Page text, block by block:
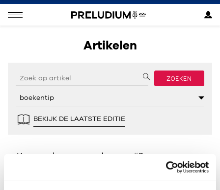
Artikelen
ZOEKEN
BEKIJK DE LAATSTE EDITIE
Geen resultaten gevonden voor “”.